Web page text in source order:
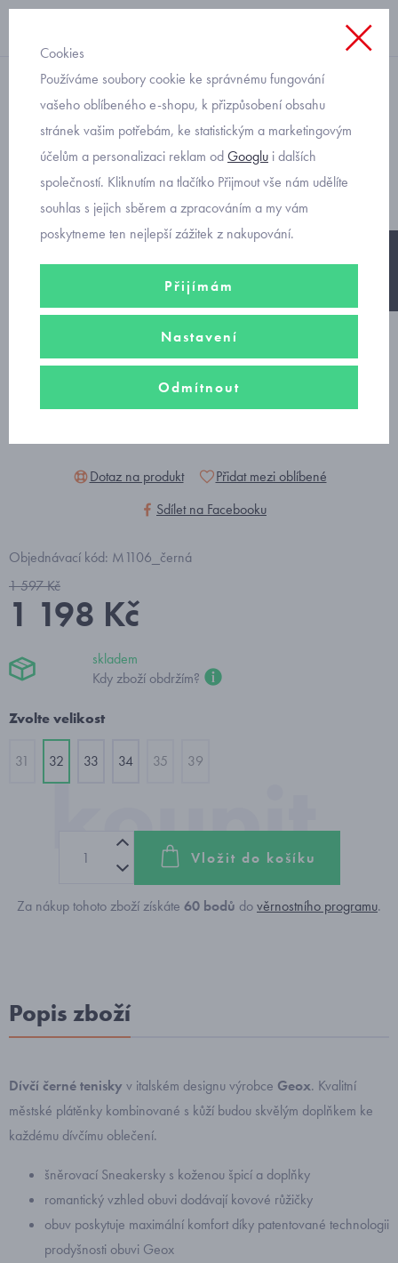
dívčí
černé sneakers Geox Kilwi
J02D5A
Dotaz na produkt
Přidat mezi oblíbené
Sdílet na Facebooku
Objednávací kód: M1106_černá
1 597 Kč
1 198 Kč
skladem
Kdy zboží obdržím?
Zvolte velikost
31 32 33 34 35 39
Vložit do košíku
Za nákup tohoto zboží získáte 60 bodů dověrnostního programu.
Popis zboží
Dívčí černé tenisky v italském designu výrobce Geox. Kvalitní
městské plátěnky kombinované s kůží budou skvělým doplňkem ke
každému dívčímu oblečení.
šněrovací Sneakersky s koženou špicí a doplňky
romantický vzhled obuvi dodávají kovové růžičky
obuv poskytuje maximální komfort díky patentované technologii
prodyšnosti obuvi Geox
Cookies
Používáme soubory cookie ke správnému fungování
vašeho oblíbeného e-shopu, k přizpůsobení obsahu
stránek vašim potřebám, ke statistickým a marketingovým
účelům a personalizaci reklam odGooglu i dalších
společností. Kliknutím na tlačítko Přijmout vše nám udělíte
souhlas s jejich sběrem a zpracováním a my vám
poskytneme ten nejlepší zážitek z nakupování.
Přijímám
Nastavení
Odmítnout